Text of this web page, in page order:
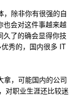
，除非你有很强的自
也会对这件事越来越
久了的确会显得你技
秀的，国内很多 IT
拿，可能国内的公司
对职业生涯还比较迷